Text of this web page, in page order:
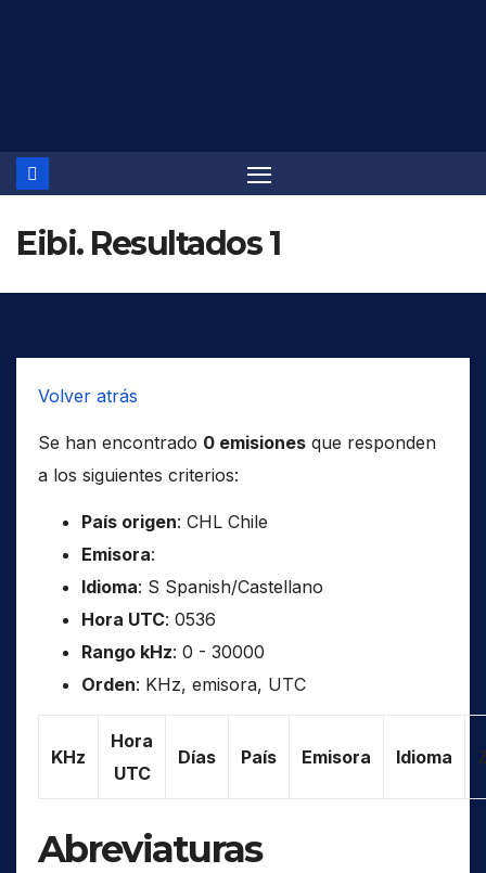
Eibi. Resultados 1
Volver atrás
Se han encontrado 0 emisiones que responden
a los siguientes criterios:
País origen: CHL Chile
Emisora:
Idioma: S Spanish/Castellano
Hora UTC: 0536
Rango kHz: 0 - 30000
Orden: KHz, emisora, UTC
KHz
Hora
UTC
Días País Emisora Idioma
Abreviaturas